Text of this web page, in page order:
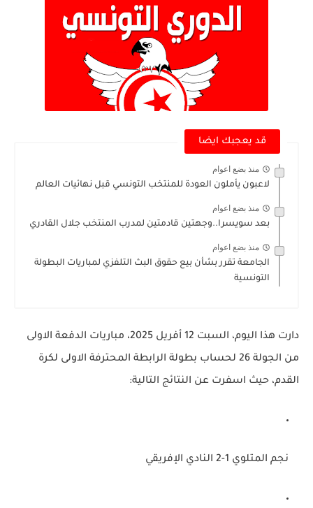
قد يعجبك ايضا
منذ بضع اعوام
لاعبون يأملون العودة للمنتخب التونسي قبل نهائيات العالم
منذ بضع اعوام
بعد سويسرا..وجهتين قادمتين لمدرب المنتخب جلال القادري
منذ بضع اعوام
الجامعة تقرر بشأن بيع حقوق البث التلفزي لمباريات البطولة
التونسية
دارت هذا اليوم، السبت 12 أفريل 2025، مباريات الدفعة الاولى
من الجولة 26 لحساب بطولة الرابطة المحترفة الاولى لكرة
القدم، حيث اسفرت عن النتائج التالية:
نجم المتلوي 1-2 النادي الإفريقي